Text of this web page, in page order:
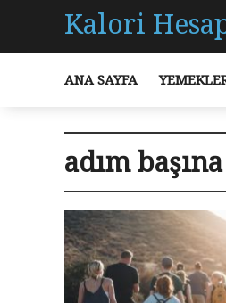
Kalori
ANA SAYFA
adım